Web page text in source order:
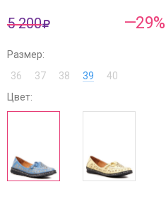
5 200 —29%
Размер:
36
37 38 39
40
Цвет: